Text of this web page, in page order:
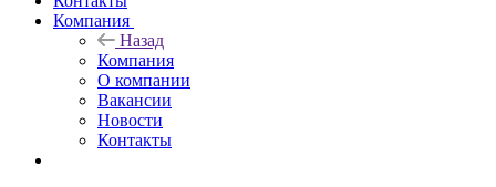
Компания
Назад
Компания
О компании
Вакансии
Новости
Контакты